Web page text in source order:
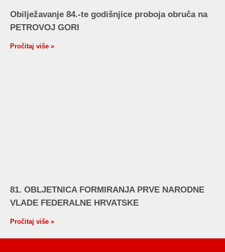
Obilježavanje 84.-te godišnjice proboja obruča na
PETROVOJ GORI
Pročitaj više »
81. OBLJETNICA FORMIRANJA PRVE NARODNE
VLADE FEDERALNE HRVATSKE
Pročitaj više »